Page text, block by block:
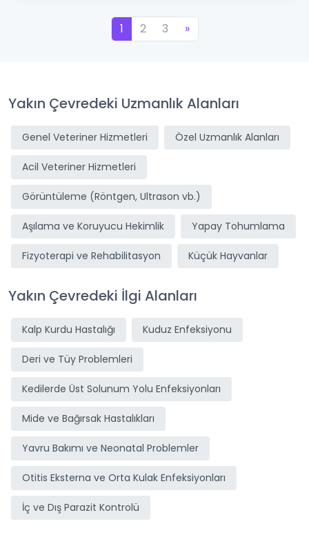
1 2 3 »
Yakın Çevredeki Uzmanlık Alanları
Genel Veteriner Hizmetleri Özel Uzmanlık Alanları
Acil Veteriner Hizmetleri
Görüntüleme (Röntgen, Ultrason vb.)
Aşılama ve Koruyucu Hekimlik Yapay Tohumlama
Fizyoterapi ve Rehabilitasyon Küçük Hayvanlar
Yakın Çevredeki İlgi Alanları
Kalp Kurdu Hastalığı Kuduz Enfeksiyonu
Deri ve Tüy Problemleri
Kedilerde Üst Solunum Yolu Enfeksiyonları
Mide ve Bağırsak Hastalıkları
Yavru Bakımı ve Neonatal Problemler
Otitis Eksterna ve Orta Kulak Enfeksiyonları
İç ve Dış Parazit Kontrolü